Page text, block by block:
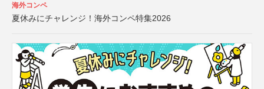
海外コンペ
夏休みにチャレンジ！海外コンペ特集2026